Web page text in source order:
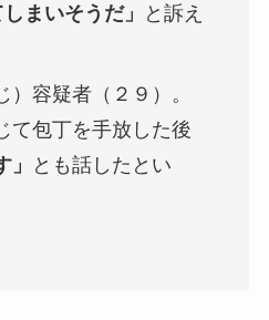
まいそうだ」
と訴え
）容疑者（２９）。
て包丁を手放した後
とも話したとい